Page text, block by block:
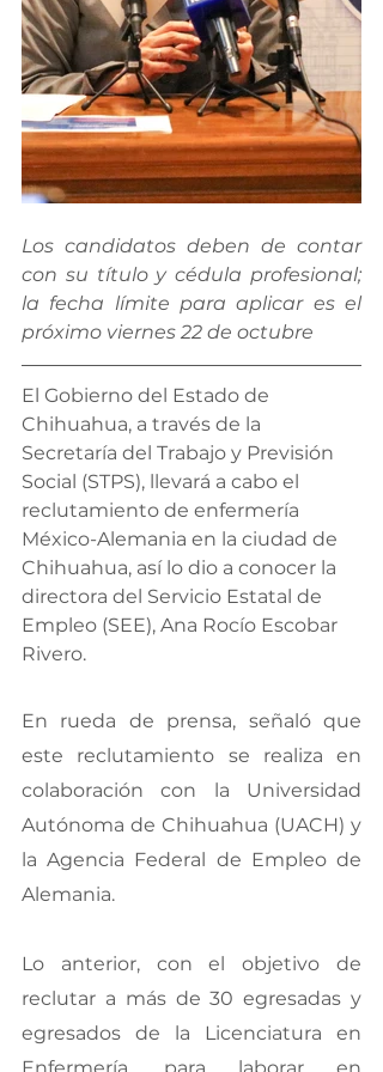
Los candidatos deben de contar
con su título y cédula profesional;
la fecha límite para aplicar es el
próximo viernes 22 de octubre
El Gobierno del Estado de
Chihuahua, a través de la
Secretaría del Trabajo y Previsión
Social (STPS), llevará a cabo el
reclutamiento de enfermería
México-Alemania en la ciudad de
Chihuahua, así lo dio a conocer la
directora del Servicio Estatal de
Empleo (SEE), Ana Rocío Escobar
Rivero.
En rueda de prensa, señaló que
este reclutamiento se realiza en
colaboración con la Universidad
Autónoma de Chihuahua (UACH) y
la Agencia Federal de Empleo de
Alemania.
Lo anterior, con el objetivo de
reclutar a más de 30 egresadas y
egresados de la Licenciatura en